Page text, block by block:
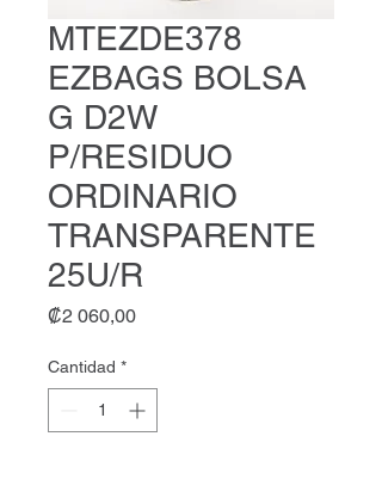
MTEZDE378
EZBAGS BOLSA
G D2W
P/RESIDUO
ORDINARIO
TRANSPARENTE
25U/R
₡2 060,00Precio
Cantidad *